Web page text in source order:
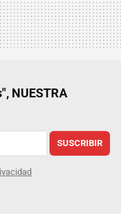
NUESTRA
SUSCRIBIR